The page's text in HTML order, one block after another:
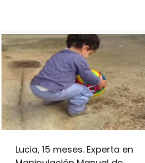
Lucia, 15 meses. Experta en